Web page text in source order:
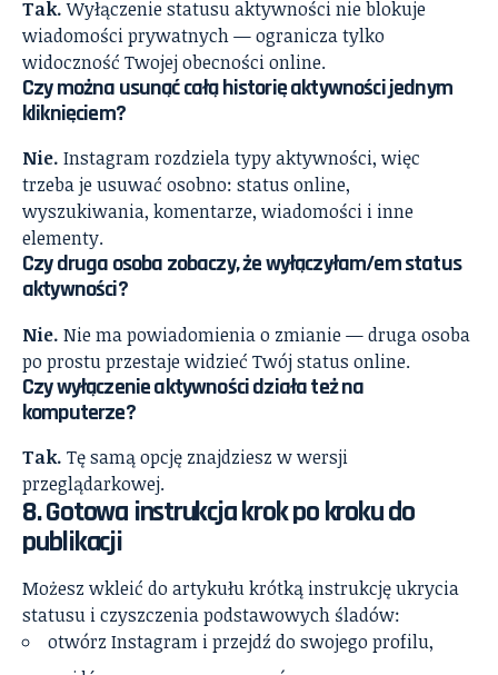
Tak.Wyłączenie statusu aktywności nie blokuje
wiadomości prywatnych — ogranicza tylko
widoczność Twojej obecności online.
Czy można usunąć całą historię aktywności jednym
kliknięciem?
Nie. Instagram rozdziela typy aktywności, więc
trzeba je usuwać osobno: status online,
wyszukiwania, komentarze, wiadomości i inne
elementy.
Czy druga osoba zobaczy, że wyłączyłam/em status
aktywności?
Nie. Nie ma powiadomienia o zmianie — druga osoba
po prostu przestaje widzieć Twój status online.
Czy wyłączenie aktywności działa też na
komputerze?
Tak. Tę samą opcję znajdziesz w wersji
przeglądarkowej.
8. Gotowa instrukcja krok po kroku do
publikacji
Możesz wkleić do artykułu krótką instrukcję ukrycia
statusu i czyszczenia podstawowych śladów:
otwórz Instagram i przejdź do swojego profilu,